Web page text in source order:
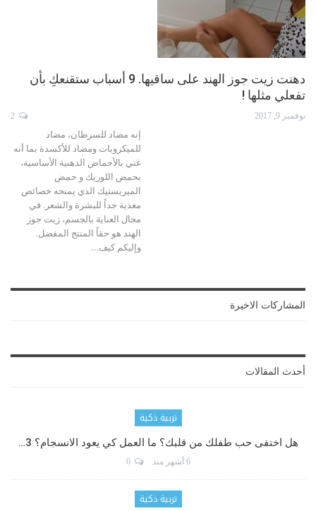
دهنت زيت جوز الهند على ساقيها. 9 أسباب ستقنعكِ بأن
تفعلي مثلها !
نوفمبر 9, 2017
إنه مضاد للسرطان، مضاد
للميكروبات ومضاد للأكسدة بما أنه
غني بالأحماض الدهنية الأساسية،
بحمض اللوريك و حمض
الميريستيك الذي يمنحه خصائص
مغذية جداً للبشرة والشعر. في
مجال العناية بالجسم، زيت جوز
الهند هو حقاً المنتج المفضل.
وإليكم كيف…
المشاركات الاخيرة
أحدث المقالات
تربية ذكية
هل اختفى حب طفلك من قلبك؟ ما العمل كي يعود الانسجام؟ 3…
6 أشهر منذ 0
تربية ذكية